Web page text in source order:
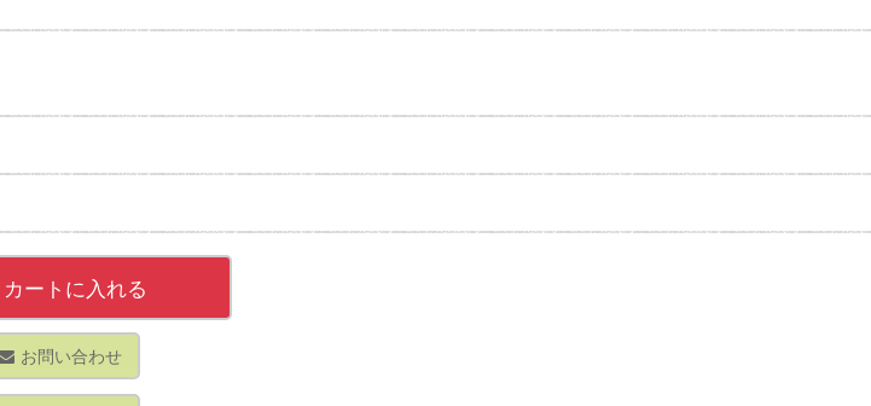
カートに入れる
お問い合わせ